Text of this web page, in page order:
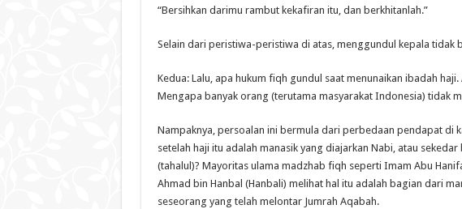
“Bersihkan darimu rambut kekafiran itu, dan berkhitanlah.”
Selain dari peristiwa-peristiwa di atas, menggundul kepala tidak
Kedua: Lalu, apa hukum fiqh gundul saat menunaikan ibadah haji.
Mengapa banyak orang (terutama masyarakat Indonesia) tidak
Nampaknya, persoalan ini bermula dari perbedaan pendapat di
setelah haji itu adalah manasik yang diajarkan Nabi, atau
(tahalul)? Mayoritas ulama madzhab fiqh seperti Imam Abu
Ahmad bin Hanbal (Hanbali) melihat hal itu adalah bagian dari
seseorang yang telah melontar Jumrah Aqabah.